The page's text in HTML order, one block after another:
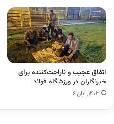
اتفاق عجیب و ناراحت‌کننده برای
خبرنگاران در ورزشگاه فولاد
۱۴۰۳, آبان ۶